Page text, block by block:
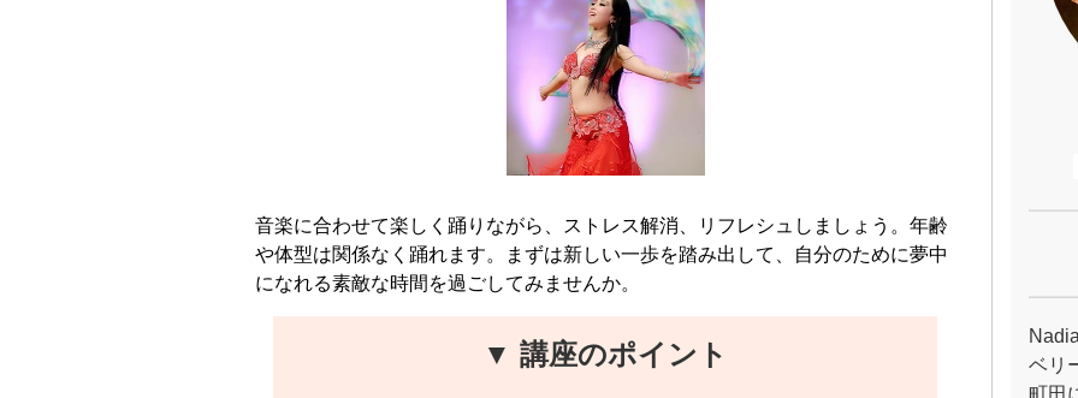
音楽に合わせて楽しく踊りながら、ストレス解消、リフレシュしましょう。年齢
や体型は関係なく踊れます。まずは新しい一歩を踏み出して、自分のために夢中
になれる素敵な時間を過ごしてみませんか。
▼ 講座のポイント
ベリ
町田